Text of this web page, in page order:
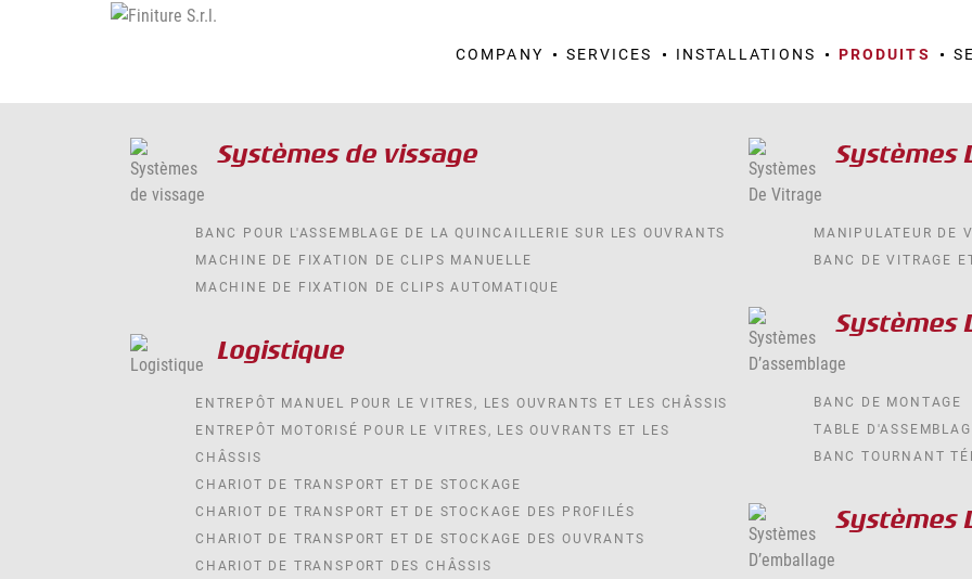
COMPANY SERVICES INSTALLATIONS PRODUITS
Systèmes de vissage
BANC POUR L'ASSEMBLAGE DE LA QUINCAILLERIE SUR LES OUVRANTS
MACHINE DE FIXATION DE CLIPS MANUELLE
MACHINE DE FIXATION DE CLIPS AUTOMATIQUE
Logistique
ENTREPÔT MANUEL POUR LE VITRES, LES OUVRANTS ET LES CHÂSSIS
ENTREPÔT MOTORISÉ POUR LE VITRES, LES OUVRANTS ET LES
CHÂSSIS
CHARIOT DE TRANSPORT ET DE STOCKAGE
CHARIOT DE TRANSPORT ET DE STOCKAGE DES PROFILÉS
CHARIOT DE TRANSPORT ET DE STOCKAGE DES OUVRANTS
CHARIOT DE TRANSPORT DES CHÂSSIS
Systèmes
MANIPULATEUR DE
BANC DE VITRAGE
Systèmes
BANC DE MONTAGE
TABLE
BANC TOURNANT
Systèmes